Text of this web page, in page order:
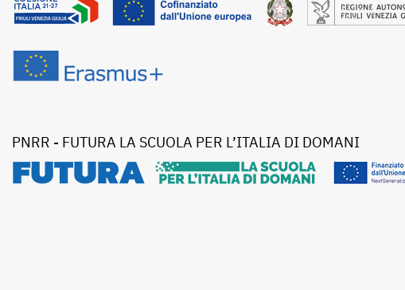
PNRR - FUTURA LA SCUOLA PER L’ITALIA DI DOMANI